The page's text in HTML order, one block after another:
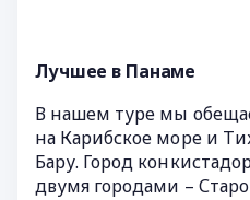
Лучшее в Панаме
В нашем туре мы
на Карибское море и
Бару. Город
двумя городами –